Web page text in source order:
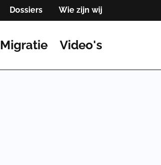
Dossiers Wie zijn wij
Migratie Video's